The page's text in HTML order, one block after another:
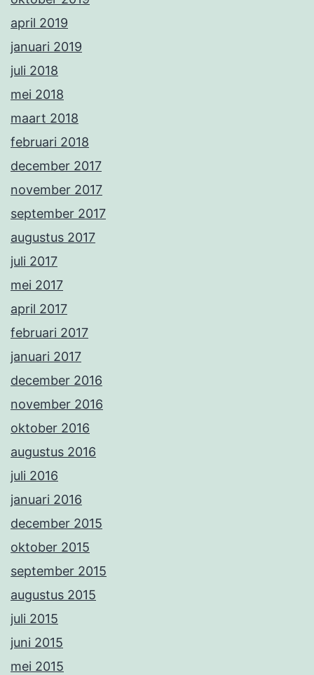
april 2019
januari 2019
juli 2018
mei 2018
maart 2018
februari 2018
december 2017
november 2017
september 2017
augustus 2017
juli 2017
mei 2017
april 2017
februari 2017
januari 2017
december 2016
november 2016
oktober 2016
augustus 2016
juli 2016
januari 2016
december 2015
oktober 2015
september 2015
augustus 2015
juli 2015
juni 2015
mei 2015